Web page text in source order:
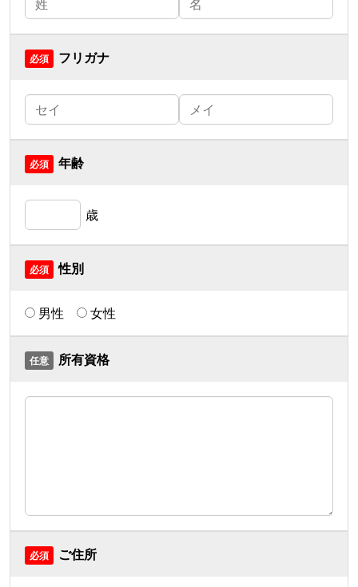
フリガナ
年齢
歳
性別
男性 女性
所有資格
ご住所